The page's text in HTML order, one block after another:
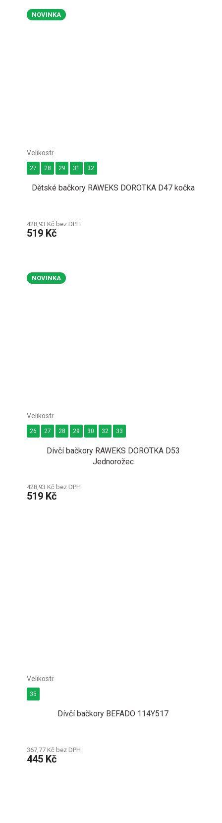
NOVINKA
Dětské bačkory RAWEKS DOROTKA D47 kočka
428,93 Kč bez DPH
519 Kč
27 28 29 31 32
NOVINKA
Dívčí bačkory RAWEKS DOROTKA D53
Jednorožec
428,93 Kč bez DPH
519 Kč
26 27 28 29 30 32 33
Dívčí bačkory BEFADO 114Y517
367,77 Kč bez DPH
445 Kč
35